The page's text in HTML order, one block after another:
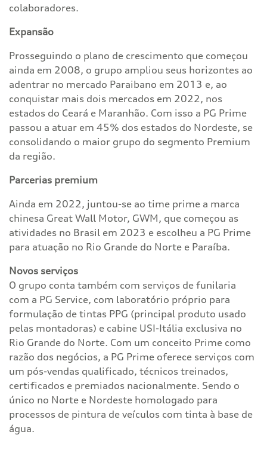
colaboradores.
Expansão
Prosseguindo o plano de crescimento que começou
ainda em 2008, o grupo ampliou seus horizontes ao
adentrar no mercado Paraibano em 2013 e, ao
conquistar mais dois mercados em 2022, nos
estados do Ceará e Maranhão. Com isso a PG Prime
passou a atuar em 45% dos estados do Nordeste, se
consolidando o maior grupo do segmento Premium
da região.
Parcerias premium
Ainda em 2022, juntou-se ao time prime a marca
chinesa Great Wall Motor, GWM, que começou as
atividades no Brasil em 2023 e escolheu a PG Prime
para atuação no Rio Grande do Norte e Paraíba.
Novos serviços
O grupo conta também com serviços de funilaria
com a PG Service, com laboratório próprio para
formulação de tintas PPG (principal produto usado
pelas montadoras) e cabine USI-Itália exclusiva no
Rio Grande do Norte. Com um conceito Prime como
razão dos negócios, a PG Prime oferece serviços com
um pós-vendas qualificado, técnicos treinados,
certificados e premiados nacionalmente. Sendo o
único no Norte e Nordeste homologado para
processos de pintura de veículos com tinta à base de
água.